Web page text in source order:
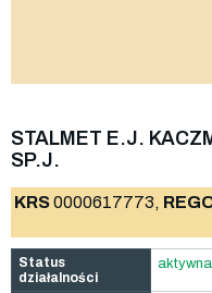
STALMET E.J.
SP.J.
KRS0000617773,
Status
działalności
aktywna